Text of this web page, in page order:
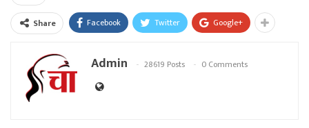
Share Facebook Twitter Google+
Admin 28619 Posts 0 Comments